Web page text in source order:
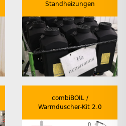
Standheizungen
combiBOIL /
Warmduscher-Kit 2.0